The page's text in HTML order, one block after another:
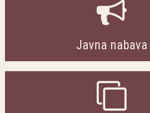
Javna nabava